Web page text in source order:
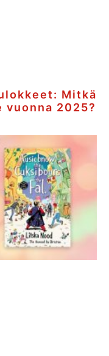
Mitkä
2025?